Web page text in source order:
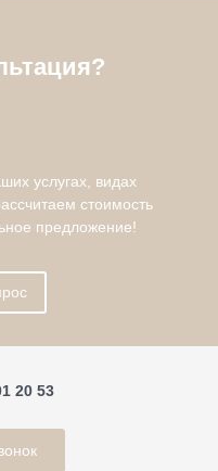
услугах, видах
стоимость
предложение!
20 53